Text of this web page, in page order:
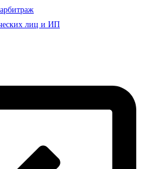
лиц и ИП